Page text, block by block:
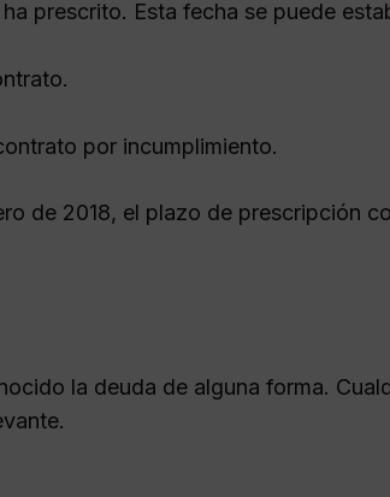
prescrito. Esta fecha se puede
por incumplimiento.
de 2018, el plazo de prescripción
la deuda de alguna forma.